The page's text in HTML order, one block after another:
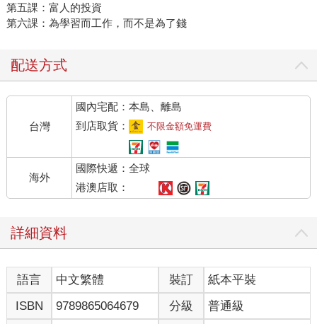
第五課：富人的投資
第六課：為學習而工作，而不是為了錢
配送方式
台灣
國內宅配：本島、離島
到店取貨：
不限金額免運費
海外
國際快遞：全球
港澳店取：
詳細資料
語言 中文繁體 裝訂
紙本平裝
ISBN
9789865064679 分級 普通級